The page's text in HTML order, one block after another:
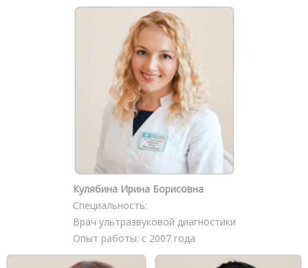
Кулябина Ирина Борисовна
Специальность:
Врач ультразвуковой диагностики
Опыт работы: с 2007 года